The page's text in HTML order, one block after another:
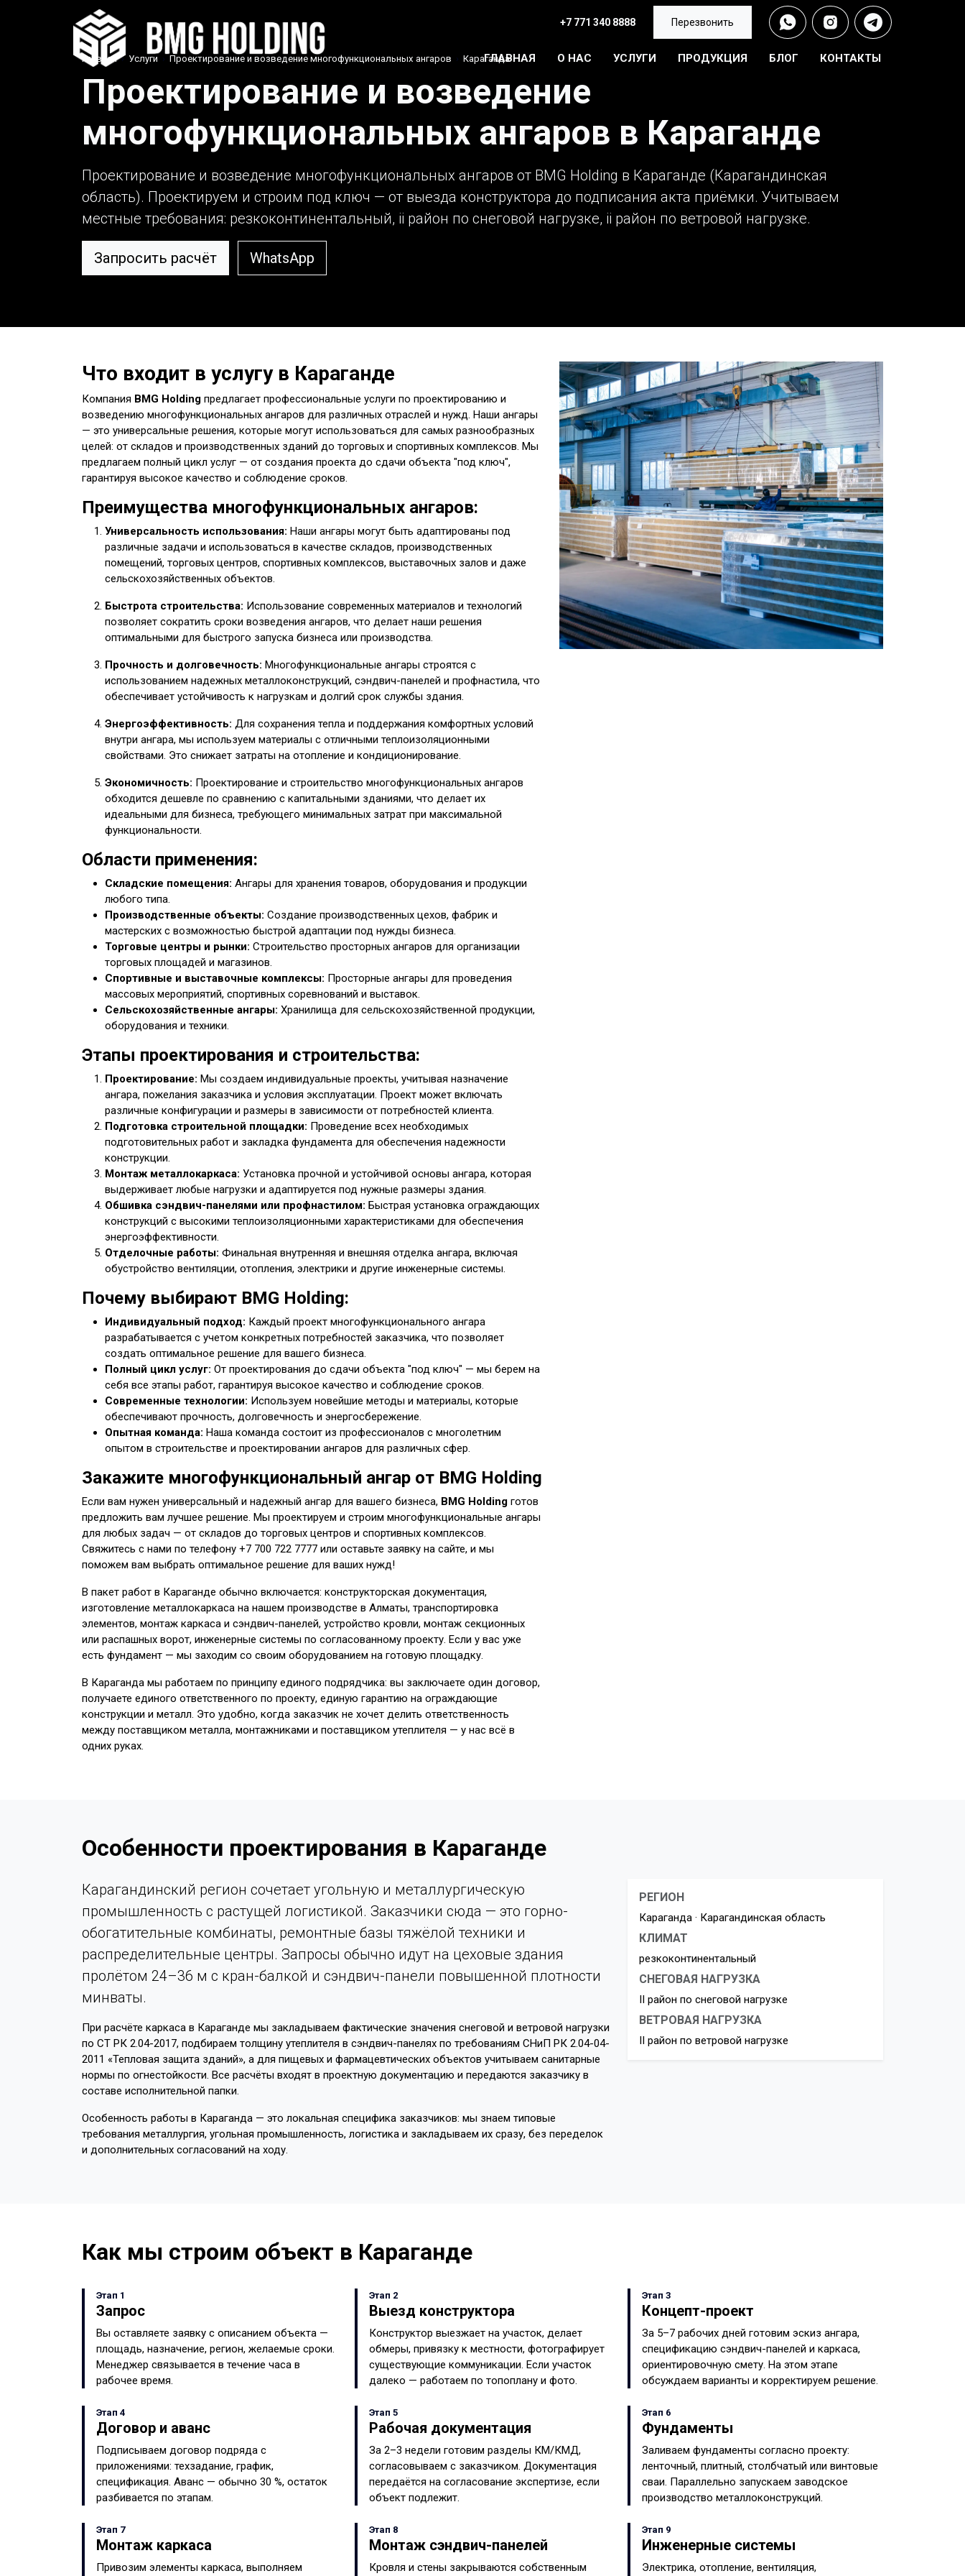
+7 771 340 8888 Перезвонить
ГЛАВНАЯ О НАС УСЛУГИ ПРОДУКЦИЯ БЛОГ КОНТАКТЫ
Главная › Услуги › Проектирование и возведение многофункциональных ангаров › Караганда
Проектирование и возведение
многофункциональных ангаров в Караганде
Проектирование и возведение многофункциональных ангаров от BMG Holding в Караганде (Карагандинская
область). Проектируем и строим под ключ — от выезда конструктора до подписания акта приёмки. Учитываем
местные требования: резкоконтинентальный, ii район по снеговой нагрузке, ii район по ветровой нагрузке.
Запросить расчёт WhatsApp
Что входит в услугу в Караганде
Компания BMG Holding предлагает профессиональные услуги по проектированию и
возведению многофункциональных ангаров для различных отраслей и нужд. Наши ангары
— это универсальные решения, которые могут использоваться для самых разнообразных
целей: от складов и производственных зданий до торговых и спортивных комплексов. Мы
предлагаем полный цикл услуг — от создания проекта до сдачи объекта "под ключ",
гарантируя высокое качество и соблюдение сроков.
Преимущества многофункциональных ангаров:
Универсальность использования: Наши ангары могут быть адаптированы под
различные задачи и использоваться в качестве складов, производственных
помещений, торговых центров, спортивных комплексов, выставочных залов и даже
сельскохозяйственных объектов.
Быстрота строительства: Использование современных материалов и технологий
позволяет сократить сроки возведения ангаров, что делает наши решения
оптимальными для быстрого запуска бизнеса или производства.
Прочность и долговечность: Многофункциональные ангары строятся с
использованием надежных металлоконструкций, сэндвич-панелей и профнастила, что
обеспечивает устойчивость к нагрузкам и долгий срок службы здания.
Энергоэффективность: Для сохранения тепла и поддержания комфортных условий
внутри ангара, мы используем материалы с отличными теплоизоляционными
свойствами. Это снижает затраты на отопление и кондиционирование.
Экономичность: Проектирование и строительство многофункциональных ангаров
обходится дешевле по сравнению с капитальными зданиями, что делает их
идеальными для бизнеса, требующего минимальных затрат при максимальной
функциональности.
Области применения:
Складские помещения: Ангары для хранения товаров, оборудования и продукции
любого типа.
Производственные объекты: Создание производственных цехов, фабрик и
мастерских с возможностью быстрой адаптации под нужды бизнеса.
Торговые центры и рынки: Строительство просторных ангаров для организации
торговых площадей и магазинов.
Спортивные и выставочные комплексы: Просторные ангары для проведения
массовых мероприятий, спортивных соревнований и выставок.
Сельскохозяйственные ангары: Хранилища для сельскохозяйственной продукции,
оборудования и техники.
Этапы проектирования и строительства:
Проектирование: Мы создаем индивидуальные проекты, учитывая назначение
ангара, пожелания заказчика и условия эксплуатации. Проект может включать
различные конфигурации и размеры в зависимости от потребностей клиента.
Подготовка строительной площадки: Проведение всех необходимых
подготовительных работ и закладка фундамента для обеспечения надежности
конструкции.
Монтаж металлокаркаса: Установка прочной и устойчивой основы ангара, которая
выдерживает любые нагрузки и адаптируется под нужные размеры здания.
Обшивка сэндвич-панелями или профнастилом: Быстрая установка ограждающих
конструкций с высокими теплоизоляционными характеристиками для обеспечения
энергоэффективности.
Отделочные работы: Финальная внутренняя и внешняя отделка ангара, включая
обустройство вентиляции, отопления, электрики и другие инженерные системы.
Почему выбирают BMG Holding:
Индивидуальный подход: Каждый проект многофункционального ангара
разрабатывается с учетом конкретных потребностей заказчика, что позволяет
создать оптимальное решение для вашего бизнеса.
Полный цикл услуг: От проектирования до сдачи объекта "под ключ" — мы берем на
себя все этапы работ, гарантируя высокое качество и соблюдение сроков.
Современные технологии: Используем новейшие методы и материалы, которые
обеспечивают прочность, долговечность и энергосбережение.
Опытная команда: Наша команда состоит из профессионалов с многолетним
опытом в строительстве и проектировании ангаров для различных сфер.
Закажите многофункциональный ангар от BMG Holding
Если вам нужен универсальный и надежный ангар для вашего бизнеса, BMG Holding готов
предложить вам лучшее решение. Мы проектируем и строим многофункциональные ангары
для любых задач — от складов до торговых центров и спортивных комплексов.
Свяжитесь с нами по телефону +7 700 722 7777 или оставьте заявку на сайте, и мы
поможем вам выбрать оптимальное решение для ваших нужд!
В пакет работ в Караганде обычно включается: конструкторская документация,
изготовление металлокаркаса на нашем производстве в Алматы, транспортировка
элементов, монтаж каркаса и сэндвич-панелей, устройство кровли, монтаж секционных
или распашных ворот, инженерные системы по согласованному проекту. Если у вас уже
есть фундамент — мы заходим со своим оборудованием на готовую площадку.
В Караганда мы работаем по принципу единого подрядчика: вы заключаете один договор,
получаете единого ответственного по проекту, единую гарантию на ограждающие
конструкции и металл. Это удобно, когда заказчик не хочет делить ответственность
между поставщиком металла, монтажниками и поставщиком утеплителя — у нас всё в
одних руках.
Особенности проектирования в Караганде
Карагандинский регион сочетает угольную и металлургическую
промышленность с растущей логистикой. Заказчики сюда — это горно-
обогатительные комбинаты, ремонтные базы тяжёлой техники и
распределительные центры. Запросы обычно идут на цеховые здания
пролётом 24–36 м с кран-балкой и сэндвич-панели повышенной плотности
минваты.
При расчёте каркаса в Караганде мы закладываем фактические значения снеговой и ветровой нагрузки
по СТ РК 2.04-2017, подбираем толщину утеплителя в сэндвич-панелях по требованиям СНиП РК 2.04-04-
2011 «Тепловая защита зданий», а для пищевых и фармацевтических объектов учитываем санитарные
нормы по огнестойкости. Все расчёты входят в проектную документацию и передаются заказчику в
составе исполнительной папки.
Особенность работы в Караганда — это локальная специфика заказчиков: мы знаем типовые
требования металлургия, угольная промышленность, логистика и закладываем их сразу, без переделок
и дополнительных согласований на ходу.
РЕГИОН
Караганда · Карагандинская область
КЛИМАТ
резкоконтинентальный
СНЕГОВАЯ НАГРУЗКА
II район по снеговой нагрузке
ВЕТРОВАЯ НАГРУЗКА
II район по ветровой нагрузке
Как мы строим объект в Караганде
Этап 1
Запрос
Вы оставляете заявку с описанием объекта —
площадь, назначение, регион, желаемые сроки.
Менеджер связывается в течение часа в
рабочее время.
Этап 2
Выезд конструктора
Конструктор выезжает на участок, делает
обмеры, привязку к местности, фотографирует
существующие коммуникации. Если участок
далеко — работаем по топоплану и фото.
Этап 3
Концепт-проект
За 5–7 рабочих дней готовим эскиз ангара,
спецификацию сэндвич-панелей и каркаса,
ориентировочную смету. На этом этапе
обсуждаем варианты и корректируем решение.
Этап 4
Договор и аванс
Подписываем договор подряда с
приложениями: техзадание, график,
спецификация. Аванс — обычно 30 %, остаток
разбивается по этапам.
Этап 5
Рабочая документация
За 2–3 недели готовим разделы КМ/КМД,
согласовываем с заказчиком. Документация
передаётся на согласование экспертизе, если
объект подлежит.
Этап 6
Фундаменты
Заливаем фундаменты согласно проекту:
ленточный, плитный, столбчатый или винтовые
сваи. Параллельно запускаем заводское
производство металлоконструкций.
Этап 7
Монтаж каркаса
Привозим элементы каркаса, выполняем
Этап 8
Монтаж сэндвич-панелей
Кровля и стены закрываются собственным
Этап 9
Инженерные системы
Электрика, отопление, вентиляция,